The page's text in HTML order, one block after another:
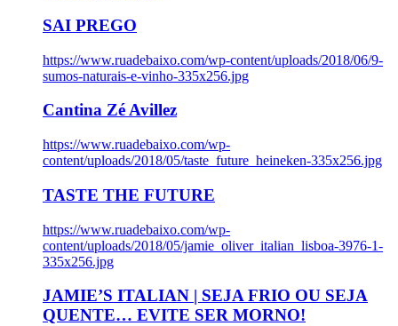
SAI PREGO
https://www.ruadebaixo.com/wp-content/uploads/2018/06/9-
sumos-naturais-e-vinho-335x256.jpg
Cantina Zé Avillez
https://www.ruadebaixo.com/wp-
content/uploads/2018/05/taste_future_heineken-335x256.jpg
TASTE THE FUTURE
https://www.ruadebaixo.com/wp-
content/uploads/2018/05/jamie_oliver_italian_lisboa-3976-1-
335x256.jpg
JAMIE’S ITALIAN | SEJA FRIO OU SEJA
QUENTE… EVITE SER MORNO!